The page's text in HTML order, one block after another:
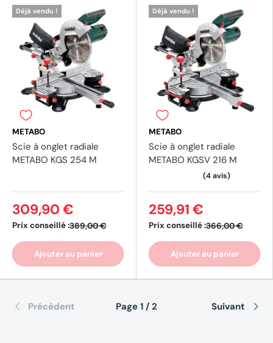
Déjà vendu !
METABO
Scie à onglet radiale
METABO KGS 254 M
Prix conseillé :389,00 €
309,90 €
Ajouter au panier
Déjà vendu !
METABO
Scie à onglet radiale
METABO KGSV 216 M
Prix conseillé :366,00 €
259,91 €
Ajouter au panier
Précédent Page 1 / 2 Suivant